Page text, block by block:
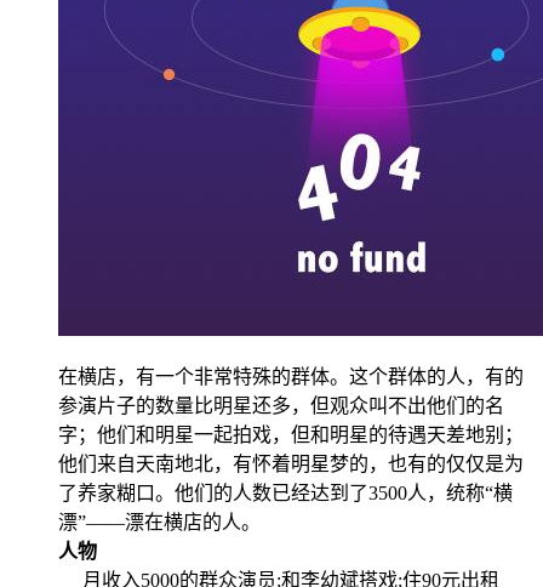
在横店，有一个非常特殊的群体。这个群体的人，有的
参演片子的数量比明星还多，但观众叫不出他们的名
字；他们和明星一起拍戏，但和明星的待遇天差地别；
他们来自天南地北，有怀着明星梦的，也有的仅仅是为
了养家糊口。他们的人数已经达到了3500人，统称“横
漂”——漂在横店的人。
人物
月收入5000的群众演员;和李幼斌搭戏;住90元出租